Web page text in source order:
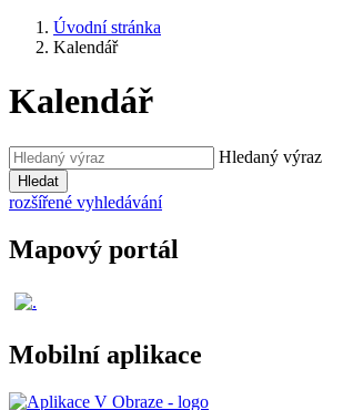
Úvodní stránka
Kalendář
Kalendář
Hledaný výraz
Hledat
rozšířené vyhledávání
Mapový portál
Mobilní aplikace